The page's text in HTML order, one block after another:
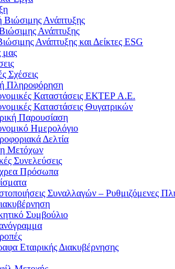
Βιώσιμης Ανάπτυξης
Ανάπτυξης
Ανάπτυξης και Δείκτες ESG
μας
Σχέσεις
Πληροφόρηση
Καταστάσεις ΕΚΤΕΡ Α.Ε.
Καταστάσεις Θυγατρικών
Παρουσίαση
Ημερολόγιο
Δελτία
Μετόχων
Συνελεύσεις
Πρόσωπα
Συναλλαγών – Ρυθμιζόμενες
Συμβούλιο
Εταιρικής Διακυβέρνησης